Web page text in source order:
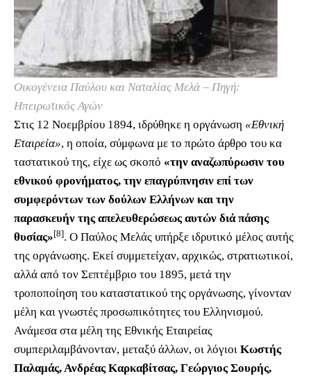
Οικογένεια Παύλου και Ναταλίας Μελά – Πηγή:
Ηπειρωτικός Αγών
Στις 12 Νοεμβρίου 1894, ιδρύθηκε η οργάνωση «Εθνική
Εταιρεία», η οποία, σύμφωνα με το πρώτο άρθρο του κα
ταστατικού της, είχε ως σκοπό «την αναζωπύρωσιν του
εθνικού φρονήματος, την επαγρύπνησιν επί των
συμφερόντων των δούλων Eλλήνων και την
παρασκευήν της απελευθερώσεως αυτών διά πάσης
θυσίας» [8]. Ο Παύλος Μελάς υπήρξε ιδρυτικό μέλος αυτής
της οργάνωσης. Εκεί συμμετείχαν, αρχικώς, στρατιωτικοί,
αλλά από τον Σεπτέμβριο του 1895, μετά την
τροποποίηση του καταστατικού της οργάνωσης, γίνονταν
μέλη και γνωστές προσωπικότητες του Ελληνισμού.
Ανάμεσα στα μέλη της Εθνικής Εταιρείας
συμπεριλαμβάνονταν, μεταξύ άλλων, οι λόγιοι Κωστής
Παλαμάς, Ανδρέας Καρκαβίτσας, Γεώργιος Σουρής,